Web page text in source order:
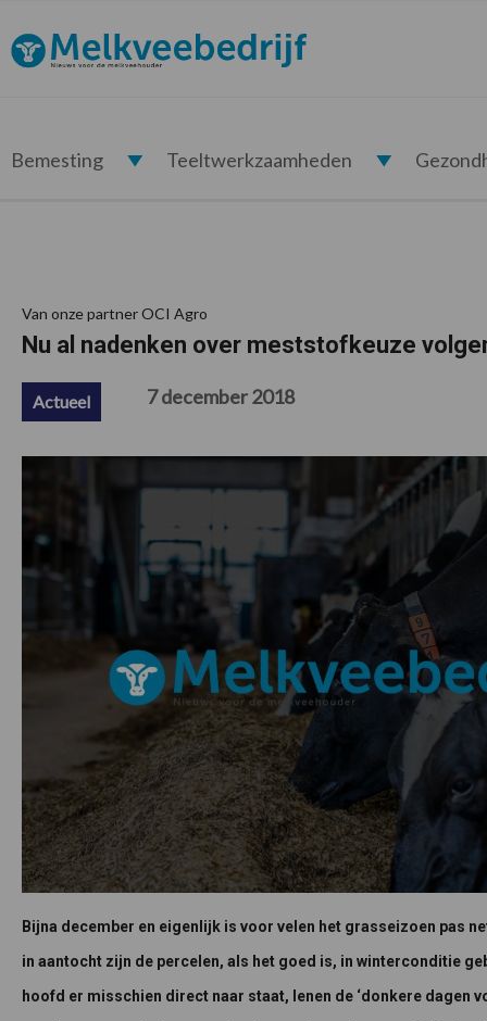
de
hoofdnavigatie
de
hoofd
de
eerste
de
voettekst
Melkveebedrijf.nl
Bemesting Teeltwerkzaamheden
Van onze partner OCI Agro
Nu al nadenken over meststofkeuze
Actueel 7 december 2018
Bijna december en eigenlijk is voor velen het grasseizoen pas
in aantocht zijn de percelen, als het goed is, in winterconditie
hoofd er misschien direct naar staat, lenen de ‘donkere dagen